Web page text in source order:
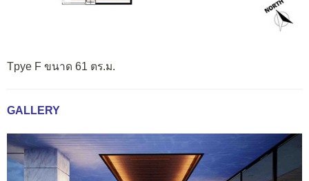
Tpye F ขนาด 61 ตร.ม.
GALLERY